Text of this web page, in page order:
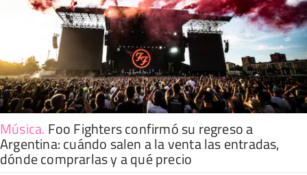
Música. Foo Fighters confirmó su regreso a
Argentina: cuándo salen a la venta las entradas,
dónde comprarlas y a qué precio